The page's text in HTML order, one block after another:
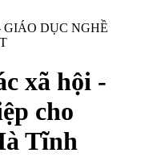
DỤC NGHỀ
xã hội -
cho
Tĩnh